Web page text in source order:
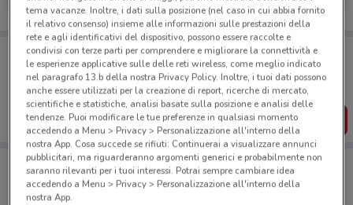
Porta DoveConviene sempre con te!
Puoi trovare le migliori offerte dei negozi vicino a te,
salvarle e creare la tua lista del risparmio, comodamente
dal tuo cellulare.
SCARICA L’APP
Negozi Allianz a Rivarolo Canavese
tema vacanze. Inoltre, i dati sulla posizione (nel caso in cui abbia fornito
il relativo consenso) insieme alle informazioni sulle prestazioni della
rete e agli identificativi del dispositivo, possono essere raccolte e
condivisi con terze parti per comprendere e migliorare la connettività e
le esperienze applicative sulle delle reti wireless, come meglio indicato
nel paragrafo 13.b della nostra Privacy Policy. Inoltre, i tuoi dati possono
anche essere utilizzati per la creazione di report, ricerche di mercato,
scientifiche e statistiche, analisi basate sulla posizione e analisi delle
tendenze. Puoi modificare le tue preferenze in qualsiasi momento
accedendo a Menu > Privacy > Personalizzazione all'interno della
nostra App. Cosa succede se rifiuti: Continuerai a visualizzare annunci
pubblicitari, ma riguarderanno argomenti generici e probabilmente non
saranno rilevanti per i tuoi interessi. Potrai sempre cambiare idea
accedendo a Menu > Privacy > Personalizzazione all'interno della
nostra App.